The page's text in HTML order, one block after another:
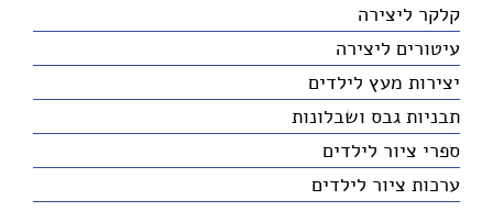
קלקר ליצירה
עיטורים ליצירה
יצירות מעץ לילדים
תבניות גבס ושבלונות
ספרי ציור לילדים
ערכות ציור לילדים